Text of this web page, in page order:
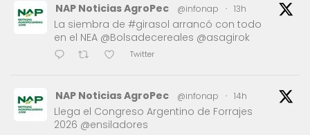
NAP Noticias AgroPec @infonap · 13h
La siembra de #girasol arrancó con todo
en el NEA @Bolsadecereales @asagirok
Twitter
NAP Noticias AgroPec @infonap · 14h
Llega el Congreso Argentino de Forrajes
2026 @ensiladores